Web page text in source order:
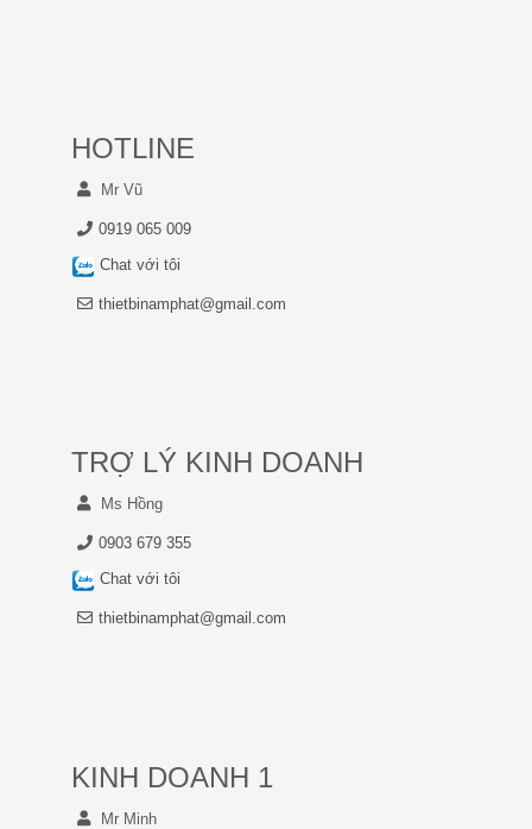
HOTLINE
Mr Vũ
0919 065 009
Chat với tôi
thietbinamphat@gmail.com
TRỢ LÝ KINH DOANH
Ms Hồng
0903 679 355
Chat với tôi
thietbinamphat@gmail.com
KINH DOANH 1
Mr Minh